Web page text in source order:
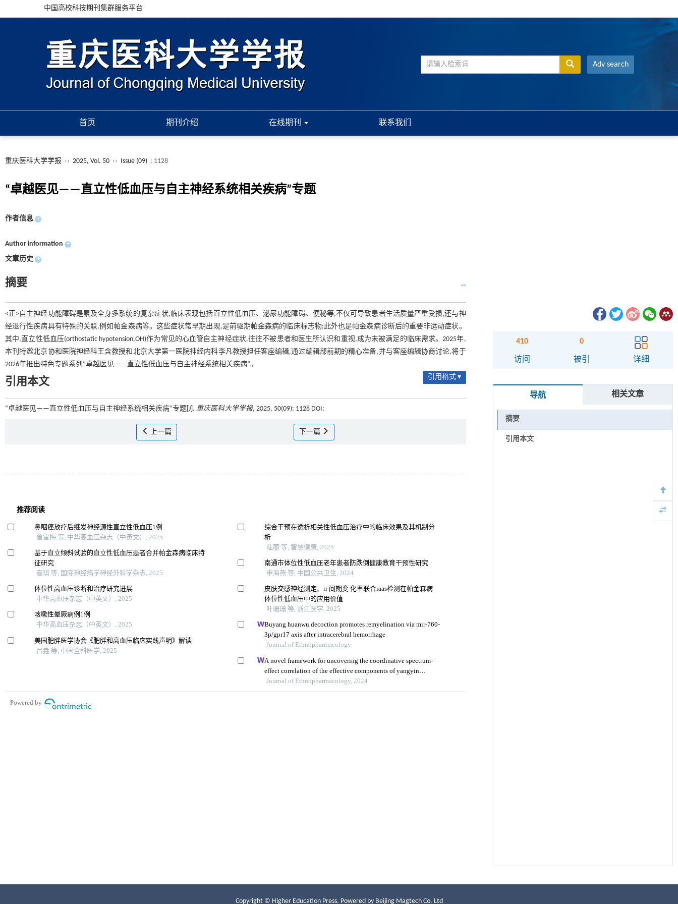
中国高校科技期刊集群服务平台
Adv search
首页 期刊介绍 在线期刊 联系我们
重庆医科大学学报 ›› 2025, Vol. 50 ›› Issue (09) : 1128
“卓越医见——直立性低血压与自主神经系统相关疾病”专题
作者信息 +
Author information +
文章历史 +
摘要
<正>自主神经功能障碍是累及全身多系统的复杂症状,临床表现包括直立性低血压、泌尿功能障碍、便秘等,不仅可导致患者生活质量严重受损,还与神
经退行性疾病具有特殊的关联,例如帕金森病等。这些症状常早期出现,是前驱期帕金森病的临床标志物;此外也是帕金森病诊断后的重要非运动症状。
其中,直立性低血压(orthostatic hypotension,OH)作为常见的心血管自主神经症状,往往不被患者和医生所认识和重视,成为未被满足的临床需求。2025年,
本刊特邀北京协和医院神经科王含教授和北京大学第一医院神经内科李凡教授担任客座编辑,通过编辑部前期的精心准备,并与客座编辑协商讨论,将于
2026年推出特色专题系列“卓越医见——直立性低血压与自主神经系统相关疾病”。
引用本文 引用格式 ▾
“卓越医见——直立性低血压与自主神经系统相关疾病”专题[J]. 重庆医科大学学报, 2025, 50(09): 1128 DOI:
上一篇 下一篇
410
访问
0
被引 详细
导航 相关文章
摘要
引用本文
Copyright © Higher Education Press. Powered by Beijing Magtech Co. Ltd